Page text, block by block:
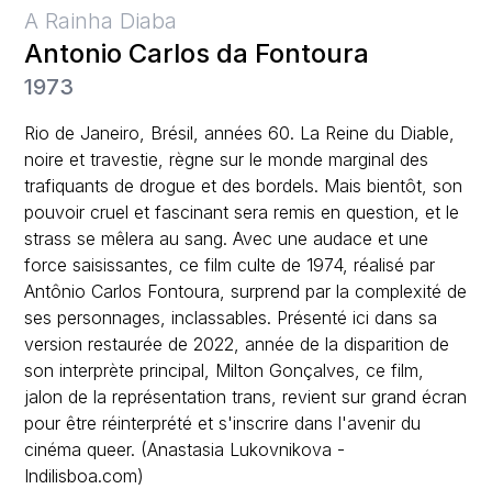
A Rainha Diaba
Antonio Carlos da Fontoura
1973
Rio de Janeiro, Brésil, années 60. La Reine du Diable,
noire et travestie, règne sur le monde marginal des
trafiquants de drogue et des bordels. Mais bientôt, son
pouvoir cruel et fascinant sera remis en question, et le
strass se mêlera au sang. Avec une audace et une
force saisissantes, ce film culte de 1974, réalisé par
Antônio Carlos Fontoura, surprend par la complexité de
ses personnages, inclassables. Présenté ici dans sa
version restaurée de 2022, année de la disparition de
son interprète principal, Milton Gonçalves, ce film,
jalon de la représentation trans, revient sur grand écran
pour être réinterprété et s'inscrire dans l'avenir du
cinéma queer. (Anastasia Lukovnikova -
Indilisboa.com)